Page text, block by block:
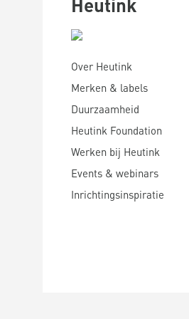
Over Heutink
Merken & labels
Duurzaamheid
Heutink Foundation
Werken bij Heutink
Events & webinars
Inrichtingsinspiratie